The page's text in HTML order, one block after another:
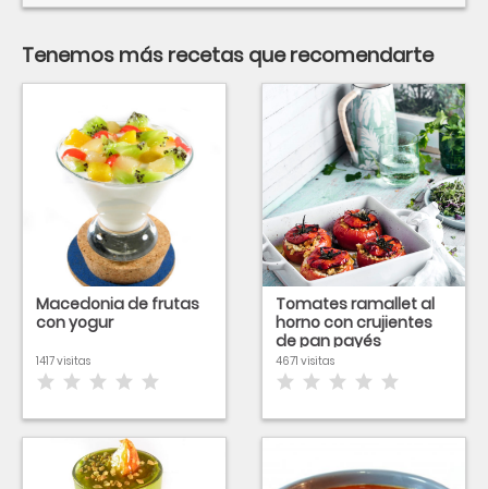
Tenemos más recetas que recomendarte
Macedonia de frutas
con yogur
1417 visitas
Tomates ramallet al
horno con crujientes
de pan payés
4671 visitas